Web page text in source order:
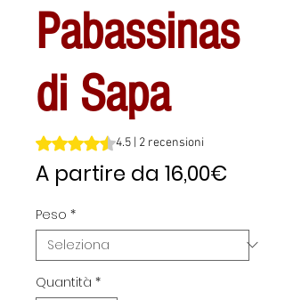
Pabassinas
di Sapa
Sulla base di 2 recensioni, la
4.5 | 2 recensioni
A partire da 16,00€
Peso *
Quantità *